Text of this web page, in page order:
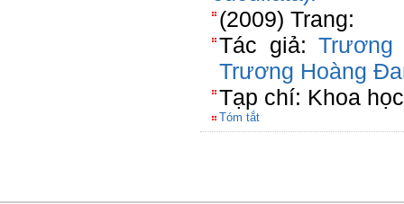
(2009) Trang:
Tác giả:Trương
Trương Hoàng
Tạp chí: Khoa
Tóm tắt